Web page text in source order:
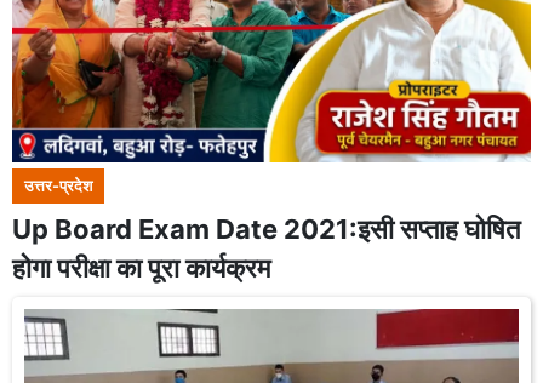
उत्तर-प्रदेश
Up Board Exam Date 2021:इसी सप्ताह घोषित
होगा परीक्षा का पूरा कार्यक्रम